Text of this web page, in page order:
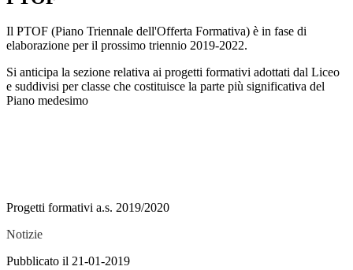
Il PTOF (Piano Triennale dell'Offerta Formativa) è in fase di
elaborazione per il prossimo triennio 2019-2022.
Si anticipa la sezione relativa ai progetti formativi adottati dal Liceo
e suddivisi per classe che costituisce la parte più significativa del
Piano medesimo
Progetti formativi a.s. 2019/2020
Notizie
Pubblicato il 21-01-2019